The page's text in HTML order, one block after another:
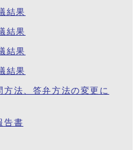
結果
結果
結果
結果
法、答弁方法の変更に
告書